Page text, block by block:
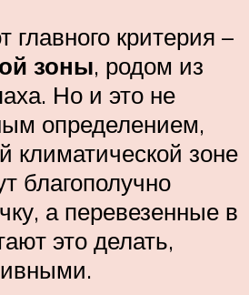
главного критерия –
зоны, родом из
Но и это не
определением,
климатической зоне
благополучно
а перевезенные в
это делать,